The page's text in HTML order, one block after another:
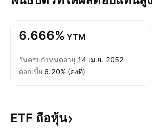
6.666% YTM
วันครบกำหนดอายุ 14 เม.ย. 2052
ดอกเบี้ย 6.20% (คงที่)
ETF ถือหุ้น